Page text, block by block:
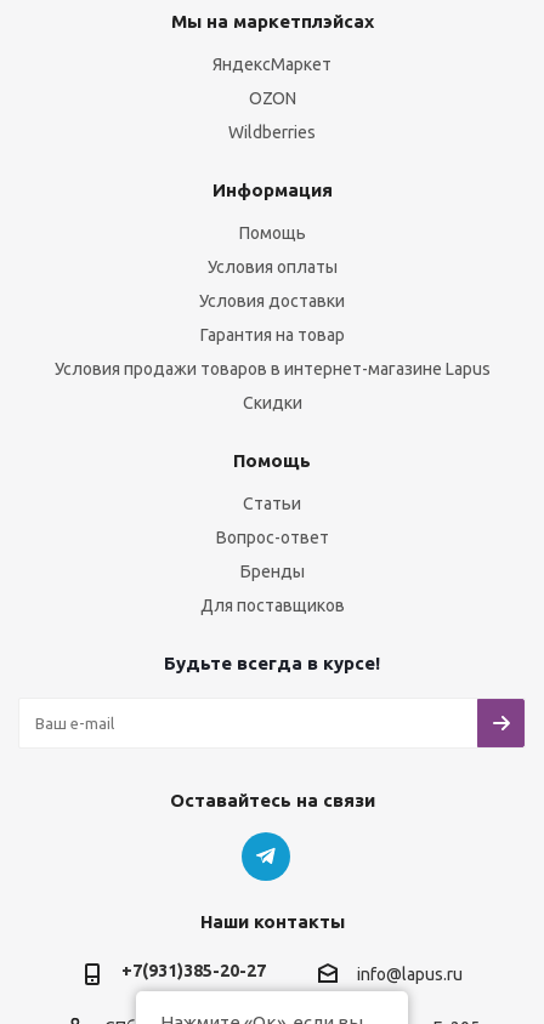
Мы на маркетплэйсах
ЯндексМаркет
OZON
Wildberries
Информация
Помощь
Условия оплаты
Условия доставки
Гарантия на товар
Условия продажи товаров в интернет-магазине Lapus
Скидки
Помощь
Статьи
Вопрос-ответ
Бренды
Для поставщиков
Будьте всегда в курсе!
Оставайтесь на связи
Наши контакты
+7(931)385-20-27 info@lapus.ru